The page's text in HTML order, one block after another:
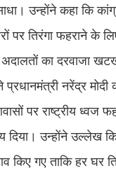
उन्होंने कहा कि
पर तिरंगा फहराने के
का दरवाजा
प्रधानमंत्री नरेंद्र
पर राष्ट्रीय ध्वज
उन्होंने उल्लेख
किए गए ताकि हर घर